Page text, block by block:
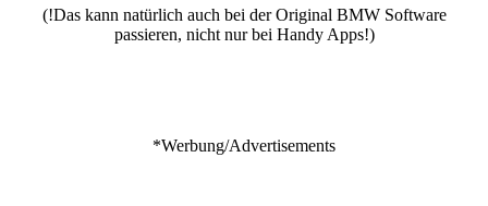
(!Das kann natürlich auch bei der Original BMW Software
passieren, nicht nur bei Handy Apps!)
*Werbung/Advertisements